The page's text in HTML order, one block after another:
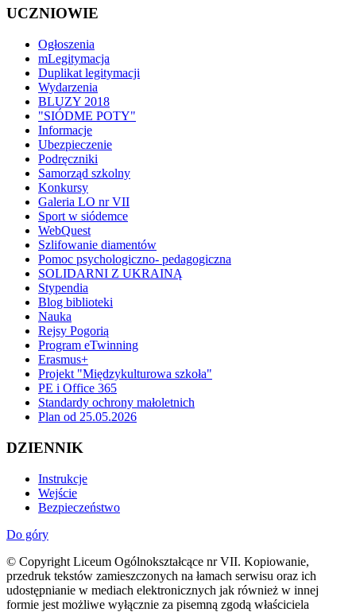
UCZNIOWIE
Ogłoszenia
mLegitymacja
Duplikat legitymacji
Wydarzenia
BLUZY 2018
"SIÓDME POTY"
Informacje
Ubezpieczenie
Podręczniki
Samorząd szkolny
Konkursy
Galeria LO nr VII
Sport w siódemce
WebQuest
Szlifowanie diamentów
Pomoc psychologiczno- pedagogiczna
SOLIDARNI Z UKRAINĄ
Stypendia
Blog biblioteki
Nauka
Rejsy Pogorią
Program eTwinning
Erasmus+
Projekt "Międzykulturowa szkoła"
PE i Office 365
Standardy ochrony małoletnich
Plan od 25.05.2026
DZIENNIK
Instrukcje
Wejście
Bezpieczeństwo
Do góry
© Copyright Liceum Ogólnokształcące nr VII. Kopiowanie,
przedruk tekstów zamieszczonych na łamach serwisu oraz ich
udostępnianie w mediach elektronicznych jak również w innej
formie jest możliwe wyłącznie za pisemną zgodą właściciela